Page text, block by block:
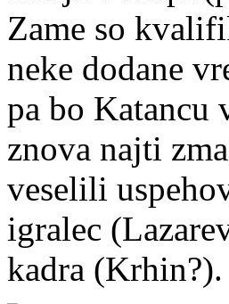
Zame so
neke dodane
pa bo Katancu
znova najti
veselili
igralec
kadra (Krhin?).